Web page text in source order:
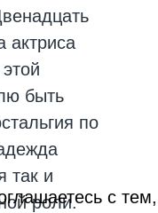
актриса
быть
по
так и
роли.
с тем,